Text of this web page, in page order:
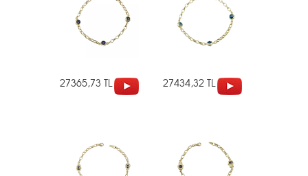
27365,73 TL 27434,32 TL